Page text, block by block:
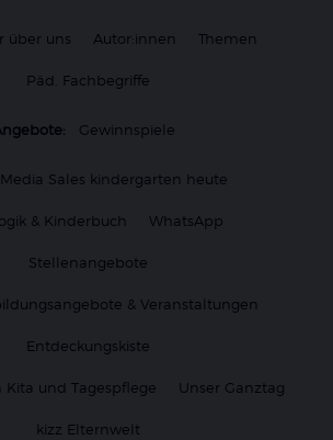
über uns Autor:innen Themen
Päd. Fachbegriffe
Gewinnspiele
Media Sales kindergarten heute
& Kinderbuch WhatsApp
Stellenangebote
& Veranstaltungen
Entdeckungskiste
Kita und Tagespflege Unser Ganztag
kizz Elternwelt